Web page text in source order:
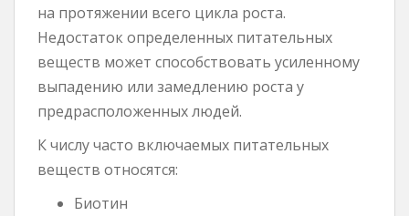
на протяжении всего цикла роста.
Недостаток определенных питательных
веществ может способствовать усиленному
выпадению или замедлению роста у
предрасположенных людей.
К числу часто включаемых питательных
веществ относятся:
Биотин